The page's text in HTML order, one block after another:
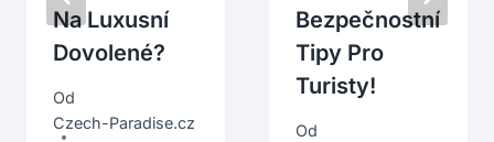
Na Luxusní
Dovolené?
Od
Czech-Paradise.cz
Bezpečnostní
Tipy Pro
Turisty!
Od